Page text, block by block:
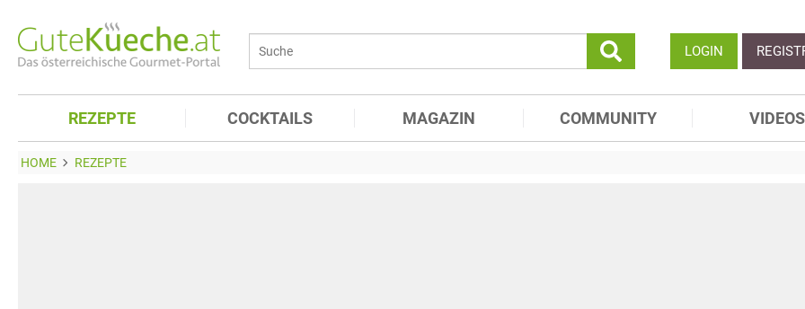
LOGIN
REZEPTE COCKTAILS MAGAZIN COMMUNITY VIDEOS
HOME REZEPTE